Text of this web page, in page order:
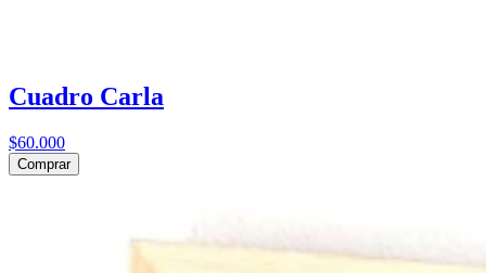
Cuadro Carla
$60.000
Comprar